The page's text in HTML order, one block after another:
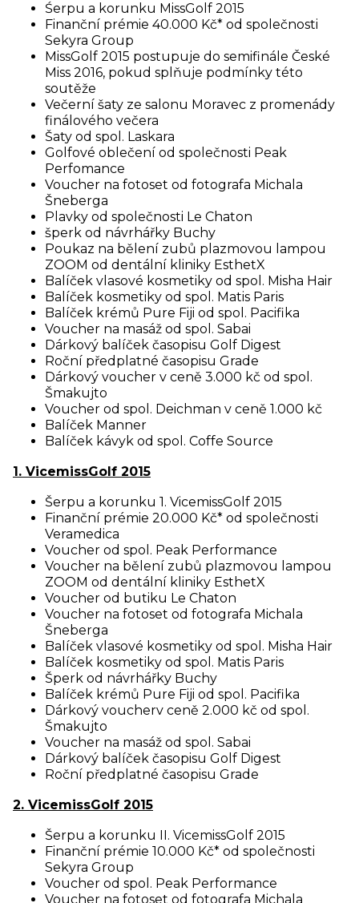
Śerpu a korunku MissGolf 2015
Finanční prémie 40.000 Kč* od společnosti
Sekyra Group
MissGolf 2015 postupuje do semifinále České
Miss 2016, pokud splňuje podmínky této
soutěže
Večerní šaty ze salonu Moravec z promenády
finálového večera
Šaty od spol. Laskara
Golfové oblečení od společnosti Peak
Perfomance
Voucher na fotoset od fotografa Michala
Šneberga
Plavky od společnosti Le Chaton
šperk od návrhářky Buchy
Poukaz na bělení zubů plazmovou lampou
ZOOM od dentální kliniky EsthetX
Balíček vlasové kosmetiky od spol. Misha Hair
Balíček kosmetiky od spol. Matis Paris
Balíček krémů Pure Fiji od spol. Pacifika
Voucher na masáž od spol. Sabai
Dárkový balíček časopisu Golf Digest
Roční předplatné časopisu Grade
Dárkový voucher v ceně 3.000 kč od spol.
Šmakujto
Voucher od spol. Deichman v ceně 1.000 kč
Balíček Manner
Balíček kávyk od spol. Coffe Source
1. VicemissGolf 2015
Šerpu a korunku 1. VicemissGolf 2015
Finanční prémie 20.000 Kč* od společnosti
Veramedica
Voucher od spol. Peak Performance
Voucher na bělení zubů plazmovou lampou
ZOOM od dentální kliniky EsthetX
Voucher od butiku Le Chaton
Voucher na fotoset od fotografa Michala
Šneberga
Balíček vlasové kosmetiky od spol. Misha Hair
Balíček kosmetiky od spol. Matis Paris
Šperk od návrhářky Buchy
Balíček krémů Pure Fiji od spol. Pacifika
Dárkový voucherv ceně 2.000 kč od spol.
Šmakujto
Voucher na masáž od spol. Sabai
Dárkový balíček časopisu Golf Digest
Roční předplatné časopisu Grade
2. VicemissGolf 2015
Šerpu a korunku II. VicemissGolf 2015
Finanční prémie 10.000 Kč* od společnosti
Sekyra Group
Voucher od spol. Peak Performance
Voucher na fotoset od fotografa Michala